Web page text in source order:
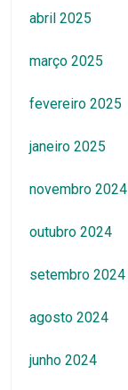
abril 2025
março 2025
fevereiro 2025
janeiro 2025
novembro 2024
outubro 2024
setembro 2024
agosto 2024
junho 2024